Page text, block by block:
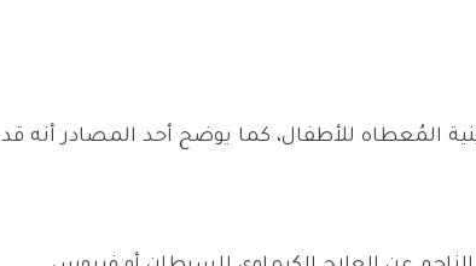
المُعطاه للأطفال، كما يوضح أحد المصادر أنه قد